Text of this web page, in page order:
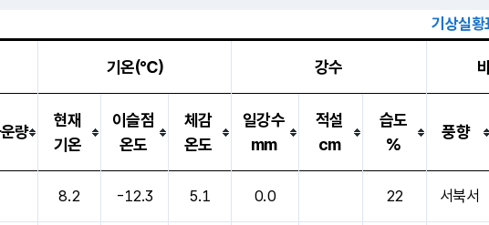
기상실황
기온(℃) 강수
량
현재
기온
이슬점
온도
체감
온도
일강수
mm
적설
cm
습도
%
풍향
8.2 -12.3 5.1 0.0 22 서북서